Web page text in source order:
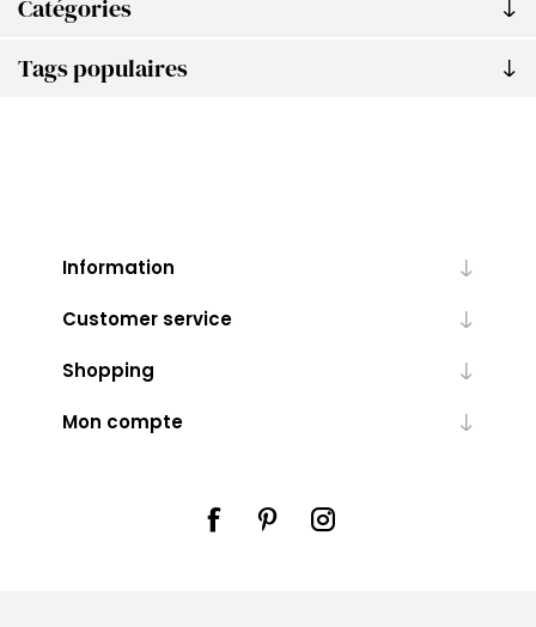
Catégories
Tags populaires
Information
Customer service
Shopping
Mon compte